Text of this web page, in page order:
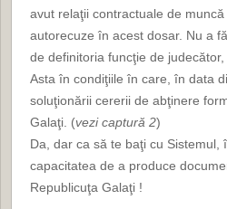
avut relaţii contractuale de
autorecuze în acest dosar. Nu a
de definitoria funcţie de
Asta în condiţiile în care, în data
soluţionării cererii de abţinere
Galaţi. (vezi captură 2)
Da, dar ca să te baţi cu
capacitatea de a produce
Republicuţa Galaţi !